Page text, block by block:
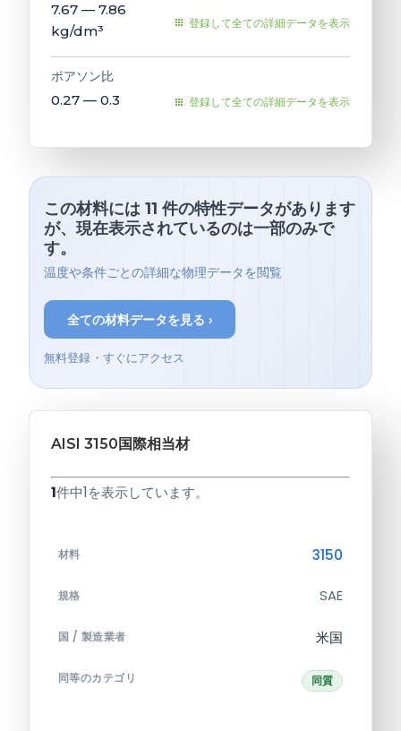
7.67 — 7.86
kg/dm³
登録して全ての詳細データを表示
ポアソン比
0.27 — 0.3 登録して全ての詳細データを表示
この材料には 11 件の特性データがあります
が、現在表示されているのは一部のみで
す。
温度や条件ごとの詳細な物理データを閲覧
全ての材料データを見る ›
無料登録・すぐにアクセス
AISI 3150国際相当材
1件中1を表示しています。
材料 3150
規格 SAE
国 / 製造業者 米国
同等のカテゴリ 同質